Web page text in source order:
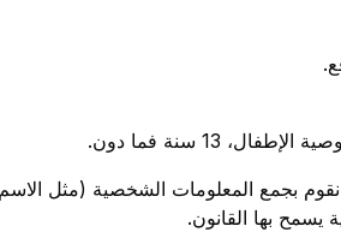
13 سنة فما دون.
بجمع المعلومات الشخصية (مثل
يسمح بها القانون.